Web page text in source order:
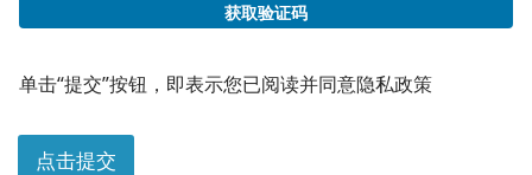
获取验证码
职
位
单击“提交”按钮，即表示您已阅读并同意隐私政策
点击提交